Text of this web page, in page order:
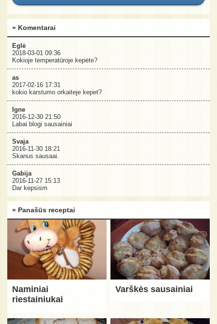
» Komentarai
Eglė
2018-03-01 09:36
Kokioje temperatūroje kepėte?
as
2017-02-16 17:31
kokio karstumo orkaiteje kepet?
Igne
2016-12-30 21:50
Labai blogi sausainiai
Svaja
2016-11-30 18:21
Skanus sausaai.
Gabija
2016-11-27 15:13
Dar kepsism
» Panašūs receptai
Naminiai
riestainiukai
Varškės sausainiai